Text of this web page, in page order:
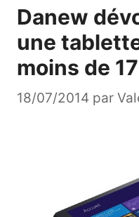
Danew
une
moins de
18/07/2014 par